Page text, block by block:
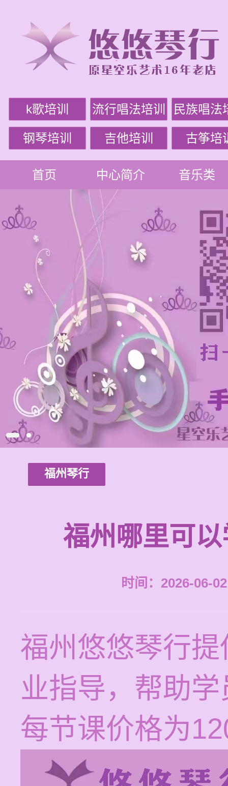
k歌培训 流行唱法培训 民族唱法
钢琴培训 吉他培训 古筝培
首页 中心简介 音乐类
福州琴行
福州哪里可
时间：2026-06-
福州悠悠琴行
业指导，帮助
每节课价格为